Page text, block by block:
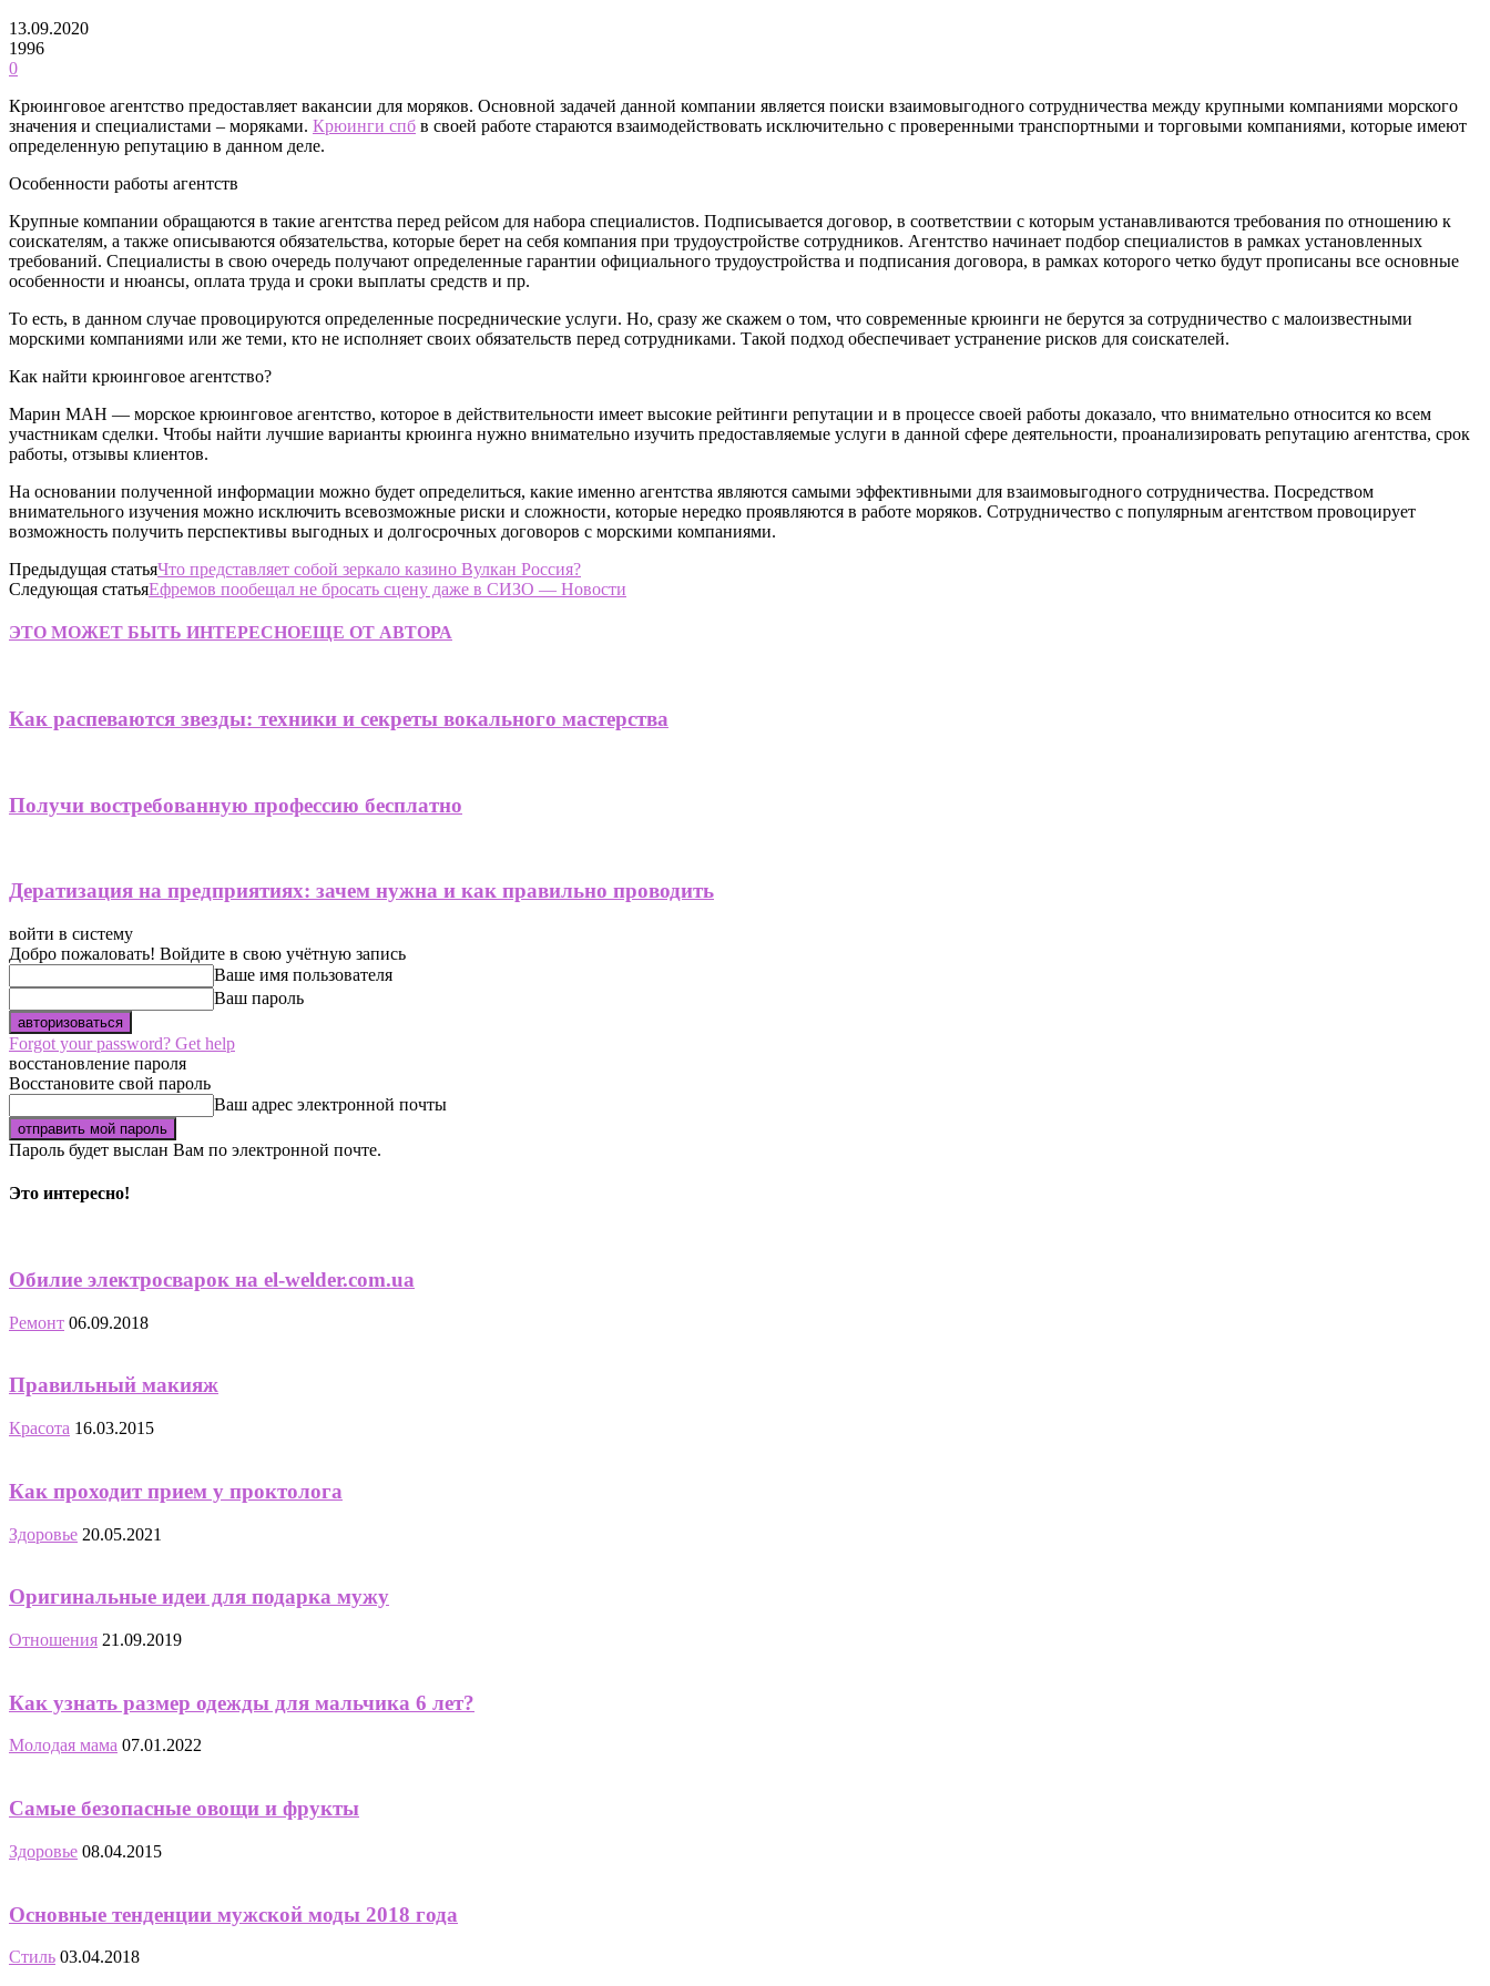
13.09.2020
1996
0
Крюинговое агентство предоставляет вакансии для моряков. Основной задачей данной компании является поиски взаимовыгодного сотрудничества между крупными компаниями морского
значения и специалистами – моряками. Крюинги спб в своей работе стараются взаимодействовать исключительно с проверенными транспортными и торговыми компаниями, которые имеют
определенную репутацию в данном деле.
Особенности работы агентств
Крупные компании обращаются в такие агентства перед рейсом для набора специалистов. Подписывается договор, в соответствии с которым устанавливаются требования по отношению к
соискателям, а также описываются обязательства, которые берет на себя компания при трудоустройстве сотрудников. Агентство начинает подбор специалистов в рамках установленных
требований. Специалисты в свою очередь получают определенные гарантии официального трудоустройства и подписания договора, в рамках которого четко будут прописаны все основные
особенности и нюансы, оплата труда и сроки выплаты средств и пр.
То есть, в данном случае провоцируются определенные посреднические услуги. Но, сразу же скажем о том, что современные крюинги не берутся за сотрудничество с малоизвестными
морскими компаниями или же теми, кто не исполняет своих обязательств перед сотрудниками. Такой подход обеспечивает устранение рисков для соискателей.
Как найти крюинговое агентство?
Марин МАН — морское крюинговое агентство, которое в действительности имеет высокие рейтинги репутации и в процессе своей работы доказало, что внимательно относится ко всем
участникам сделки. Чтобы найти лучшие варианты крюинга нужно внимательно изучить предоставляемые услуги в данной сфере деятельности, проанализировать репутацию агентства, срок
работы, отзывы клиентов.
На основании полученной информации можно будет определиться, какие именно агентства являются самыми эффективными для взаимовыгодного сотрудничества. Посредством
внимательного изучения можно исключить всевозможные риски и сложности, которые нередко проявляются в работе моряков. Сотрудничество с популярным агентством провоцирует
возможность получить перспективы выгодных и долгосрочных договоров с морскими компаниями.
Предыдущая статьяЧто представляет собой зеркало казино Вулкан Россия?
Следующая статьяЕфремов пообещал не бросать сцену даже в СИЗО — Новости
ЭТО МОЖЕТ БЫТЬ ИНТЕРЕСНОЕЩЕ ОТ АВТОРА
Как распеваются звезды: техники и секреты вокального мастерства
Получи востребованную профессию бесплатно
Дератизация на предприятиях: зачем нужна и как правильно проводить
войти в систему
Добро пожаловать! Войдите в свою учётную запись
Ваше имя пользователя
Ваш пароль
Forgot your password? Get help
восстановление пароля
Восстановите свой пароль
Ваш адрес электронной почты
Пароль будет выслан Вам по электронной почте.
Это интересно!
Обилие электросварок на el-welder.com.ua
Ремонт 06.09.2018
Правильный макияж
Красота 16.03.2015
Как проходит прием у проктолога
Здоровье 20.05.2021
Оригинальные идеи для подарка мужу
Отношения 21.09.2019
Как узнать размер одежды для мальчика 6 лет?
Молодая мама 07.01.2022
Самые безопасные овощи и фрукты
Здоровье 08.04.2015
Основные тенденции мужской моды 2018 года
Стиль 03.04.2018